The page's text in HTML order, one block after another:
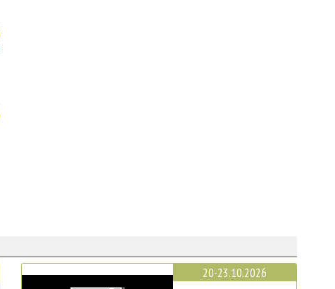
20-23.10.2026